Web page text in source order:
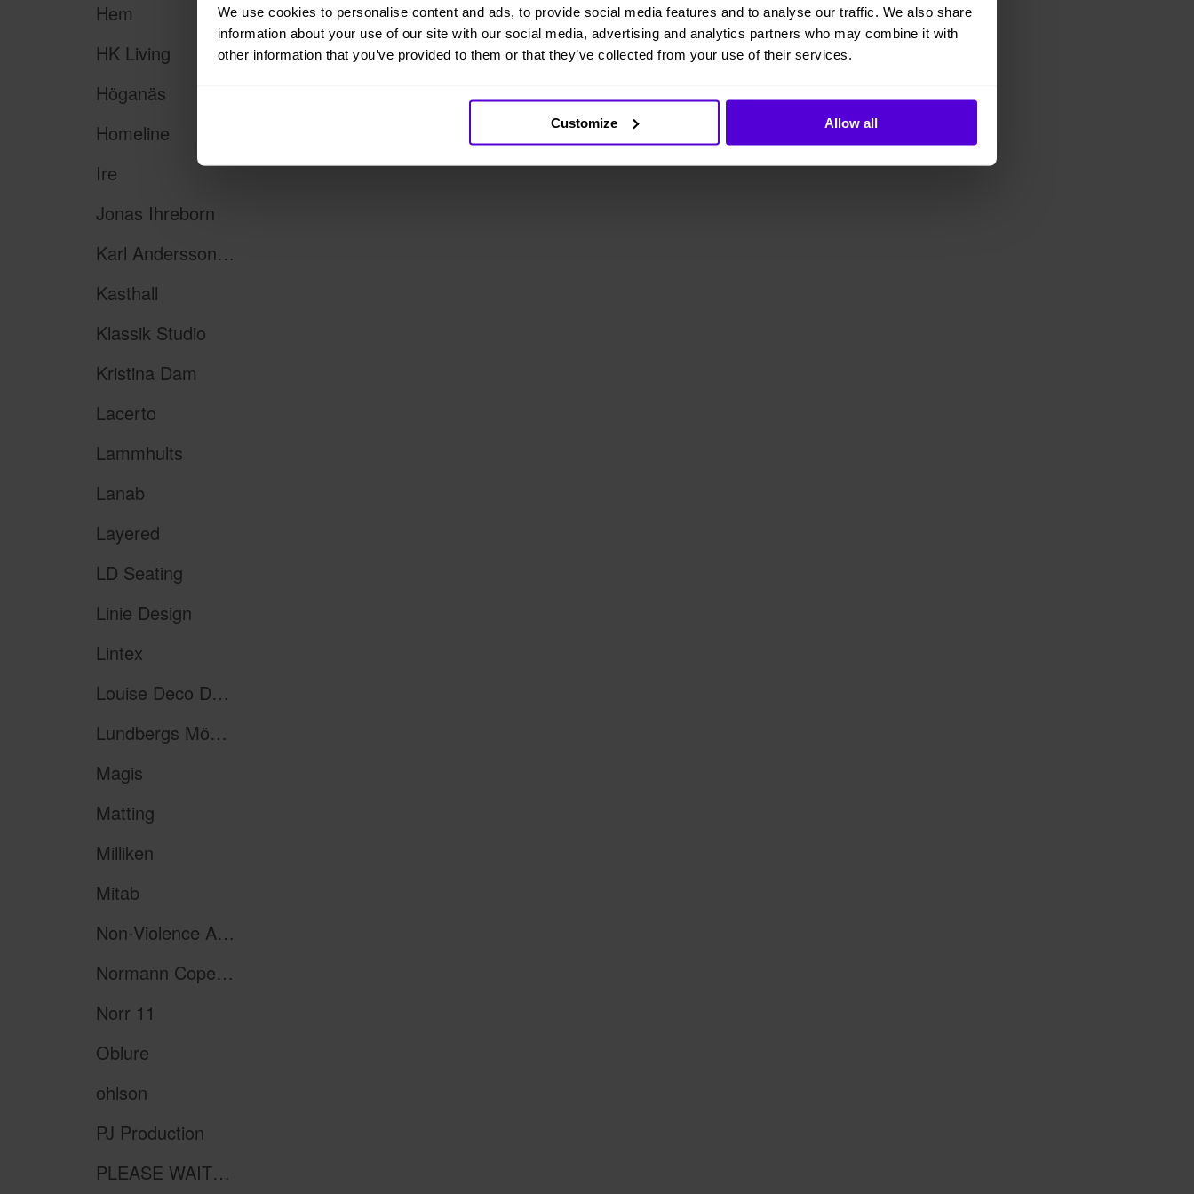
We use cookies to personalise content and ads, to provide social media features and to analyse our traffic. We also share
information about your use of our site with our social media, advertising and analytics partners who may combine it with
other information that you’ve provided to them or that they’ve collected from your use of their services.
Customize Allow all
Hem
HK Living
Höganäs
Homeline
Ire
Jonas Ihreborn
Karl Andersson & Söner
Kasthall
Klassik Studio
Kristina Dam
Lacerto
Lammhults
Lanab
Layered
LD Seating
Linie Design
Lintex
Louise Deco Design
Lundbergs Möbler
Magis
Matting
Milliken
Mitab
Non-Violence Art Project
Normann Copenhagen
Norr 11
Oblure
ohlson
PJ Production
PLEASE WAIT to be SEATED